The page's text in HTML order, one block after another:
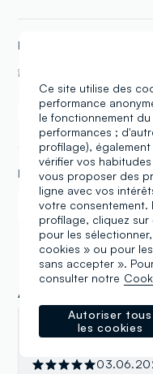
DANS CE MAGASIN
Delivery and In-Store
Pick-Up
MÉTHODES DE
Samsung Pay
Avis
Enzo R.
Ce site utilise des
performance
le fonctionnement
performances ;
profilage),
vérifier vos
vous proposer des
ligne avec vos
votre consentement.
profilage, cliquez
pour les
cookies » ou pour
sans accepter ».
consulter notre
Autoriser tous
les cookies